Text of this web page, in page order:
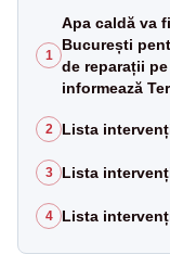
1
Apa caldă va
București
de reparații
informează
2 Lista
3 Lista
4 Lista